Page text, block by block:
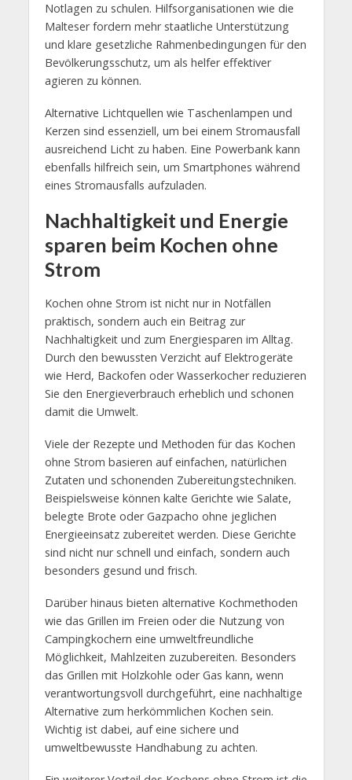
Notlagen zu schulen. Hilfsorganisationen wie die
Malteser fordern mehr staatliche Unterstützung
und klare gesetzliche Rahmenbedingungen für den
Bevölkerungsschutz, um als helfer effektiver
agieren zu können.
Alternative Lichtquellen wie Taschenlampen und
Kerzen sind essenziell, um bei einem Stromausfall
ausreichend Licht zu haben. Eine Powerbank kann
ebenfalls hilfreich sein, um Smartphones während
eines Stromausfalls aufzuladen.
Nachhaltigkeit und Energie
sparen beim Kochen ohne
Strom
Kochen ohne Strom ist nicht nur in Notfällen
praktisch, sondern auch ein Beitrag zur
Nachhaltigkeit und zum Energiesparen im Alltag.
Durch den bewussten Verzicht auf Elektrogeräte
wie Herd, Backofen oder Wasserkocher reduzieren
Sie den Energieverbrauch erheblich und schonen
damit die Umwelt.
Viele der Rezepte und Methoden für das Kochen
ohne Strom basieren auf einfachen, natürlichen
Zutaten und schonenden Zubereitungstechniken.
Beispielsweise können kalte Gerichte wie Salate,
belegte Brote oder Gazpacho ohne jeglichen
Energieeinsatz zubereitet werden. Diese Gerichte
sind nicht nur schnell und einfach, sondern auch
besonders gesund und frisch.
Darüber hinaus bieten alternative Kochmethoden
wie das Grillen im Freien oder die Nutzung von
Campingkochern eine umweltfreundliche
Möglichkeit, Mahlzeiten zuzubereiten. Besonders
das Grillen mit Holzkohle oder Gas kann, wenn
verantwortungsvoll durchgeführt, eine nachhaltige
Alternative zum herkömmlichen Kochen sein.
Wichtig ist dabei, auf eine sichere und
umweltbewusste Handhabung zu achten.